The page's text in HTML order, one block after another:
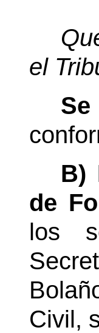
el
Se
B)
de
los
Civil,